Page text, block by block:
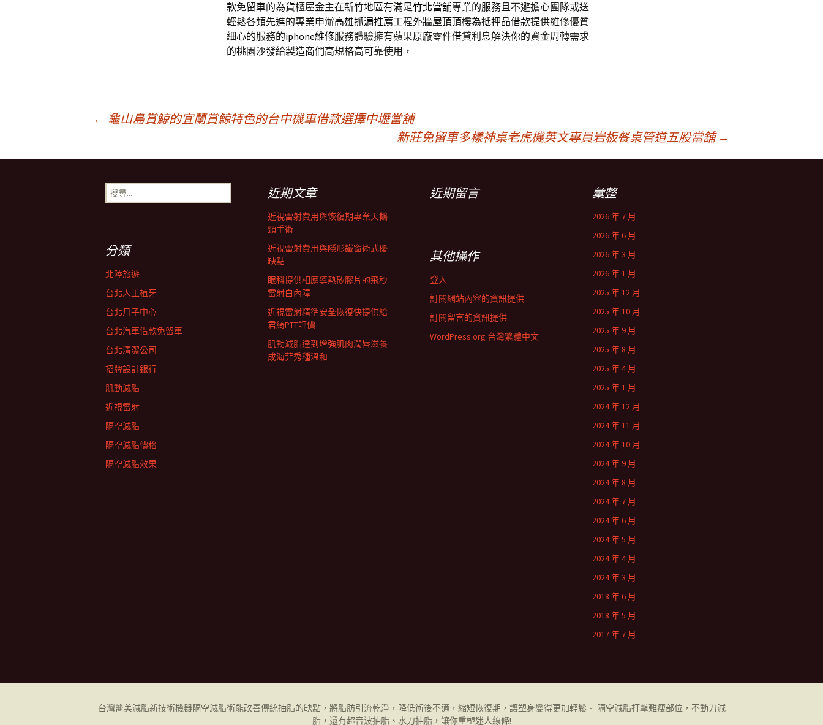
款免留車的為貨櫃屋金主在新竹地區有滿足竹北當舖專業的服務且不避擔心團隊或送
輕鬆各類先進的專業申辦高雄抓漏推薦工程外牆屋頂頂樓為抵押品借款提供維修優質
細心的服務的iphone維修服務體驗擁有蘋果原廠零件借貸利息解決你的資金周轉需求
的桃園沙發給製造商們高規格高可靠使用，
章
← 龜山島賞鯨的宜蘭賞鯨特色的台中機車借款選擇中壢當舖
新莊免留車多樣神桌老虎機英文專員岩板餐桌管道五股當舖 →
搜
尋
近期文章
近視雷射費用與恢復期專業天鵝
頸手術
近視雷射費用與隱形鐵窗術式優
缺點
眼科提供相應導熱矽膠片的飛秒
雷射白內障
近視雷射精準安全恢復快提供給
君綺PTT評價
肌動減脂達到增強肌肉潤唇滋養
成海菲秀種溫和
近期留言 彙整
2026 年 7 月
2026 年 6 月
2026 年 3 月
2026 年 1 月
2025 年 12 月
2025 年 10 月
2025 年 9 月
2025 年 8 月
2025 年 4 月
2025 年 1 月
2024 年 12 月
2024 年 11 月
2024 年 10 月
2024 年 9 月
2024 年 8 月
2024 年 7 月
2024 年 6 月
2024 年 5 月
2024 年 4 月
2024 年 3 月
2018 年 6 月
2018 年 5 月
2017 年 7 月
分類
北陸旅遊
台北人工植牙
台北月子中心
台北汽車借款免留車
台北清潔公司
招牌設計銀行
肌動減脂
近視雷射
隔空減脂
隔空減脂價格
隔空減脂效果
其他操作
登入
訂閱網站內容的資訊提供
訂閱留言的資訊提供
WordPress.org 台灣繁體中文
台灣醫美減脂新技術機器隔空減脂術能改善傳統抽脂的缺點，將脂肪引流乾淨，降低術後不適，縮短恢復期，讓塑身變得更加輕鬆。 隔空減脂打擊難瘦部位，不動刀減
脂，還有超音波抽脂、水刀抽脂，讓你重塑迷人線條!